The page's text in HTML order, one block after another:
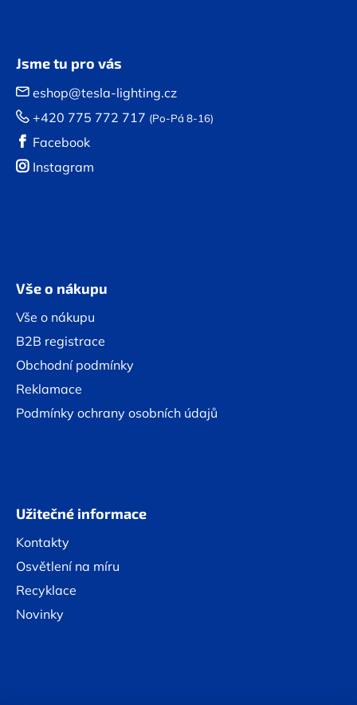
Jsme tu pro vás
eshop@tesla-lighting.cz
+420 775 772 717 (Po-Pá 8-16)
Facebook
Instagram
Vše o nákupu
Vše o nákupu
B2B registrace
Obchodní podmínky
Reklamace
Podmínky ochrany osobních údajů
Užitečné informace
Kontakty
Osvětlení na míru
Recyklace
Novinky